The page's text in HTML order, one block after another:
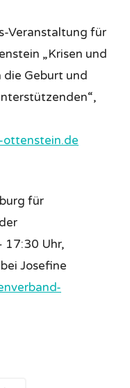
Veranstaltung für
„Krisen und
Geburt und
ottenstein.de
für
17:30 Uhr,
Josefine